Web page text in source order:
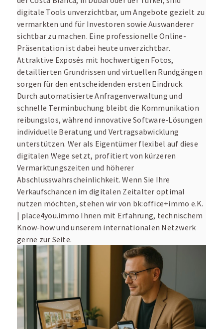
digitale Tools unverzichtbar, um Angebote gezielt zu
vermarkten und für Investoren sowie Auswanderer
sichtbar zu machen. Eine professionelle Online-
Präsentation ist dabei heute unverzichtbar.
Attraktive Exposés mit hochwertigen Fotos,
detaillierten Grundrissen und virtuellen Rundgängen
sorgen für den entscheidenden ersten Eindruck.
Durch automatisierte Anfragenverwaltung und
schnelle Terminbuchung bleibt die Kommunikation
reibungslos, während innovative Software-Lösungen
individuelle Beratung und Vertragsabwicklung
unterstützen. Wer als Eigentümer flexibel auf diese
digitalen Wege setzt, profitiert von kürzeren
Vermarktungszeiten und höherer
Abschlusswahrscheinlichkeit. Wenn Sie Ihre
Verkaufschancen im digitalen Zeitalter optimal
nutzen möchten, stehen wir von bk:office+immo e.K.
| place4you.immo Ihnen mit Erfahrung, technischem
Know-how und unserem internationalen Netzwerk
gerne zur Seite.